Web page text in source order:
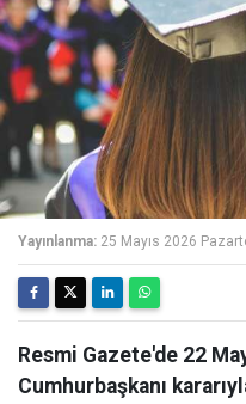
Yayınlanma: 25 Mayıs 2026
Resmi Gazete'de 22
Cumhurbaşkanı